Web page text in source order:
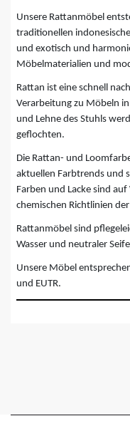
Unsere Rattanmöbel
traditionellen
und exotisch und
Möbelmaterialien und
Rattan ist eine schnell
Verarbeitung zu Möbeln
und Lehne des Stuhls
geflochten.
Die Rattan- und
aktuellen Farbtrends und
Farben und Lacke sind
chemischen Richtlinien der
Rattanmöbel sind
Wasser und neutraler
Unsere Möbel
und EUTR.